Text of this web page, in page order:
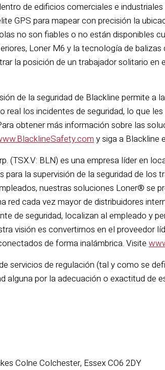
de edificios comerciales e
GPS para mapear con precisión la
no son fiables o no están disponibles
Loner M6 y la tecnología de
la posición de un trabajador solitario
de la seguridad de Blackline permite a
los incidentes de seguridad, lo que
obtener más información sobre las
y siga a Blackline
(TSX.V: BLN) es una empresa líder en
la supervisión de la seguridad de los
nuestras soluciones Loner® se
red cada vez mayor de distribuidores
de seguridad, localizan al empleado y
visión es convertirnos en el proveedor
de forma inalámbrica. Visite
servicios de regulación (tal y como se
alguna por la adecuación o exactitud de
Colne Colchester, Essex CO6 2DY